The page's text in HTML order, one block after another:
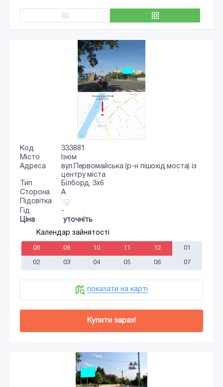
Код
333881
Місто
Ізюм
Адреса
вул.Первомайська (р-н пішохід.моста) із
центру міста
Тип
Білборд, 3х6
Сторона
A
Підсвітка
Гід
-
Ціна
уточніть
Календар зайнятості
08 09 10 11 12 01
02 03 04 05 06 07
показати на карті
Купити зараз!